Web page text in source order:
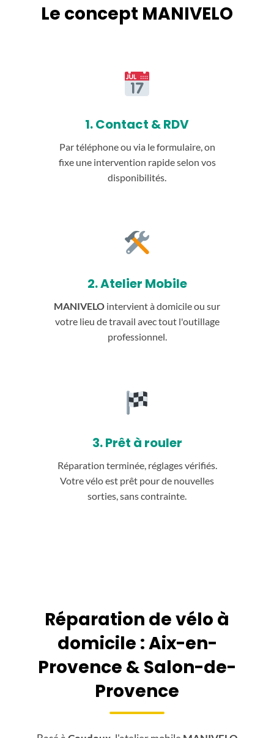
Le concept MANIVELO
1. Contact & RDV
Par téléphone ou via le formulaire, on
fixe une intervention rapide selon vos
disponibilités.
2. Atelier Mobile
MANIVELO intervient à domicile ou sur
votre lieu de travail avec tout l'outillage
professionnel.
3. Prêt à rouler
Réparation terminée, réglages vérifiés.
Votre vélo est prêt pour de nouvelles
sorties, sans contrainte.
Réparation de vélo à
domicile : Aix-en-
Provence & Salon-de-
Provence